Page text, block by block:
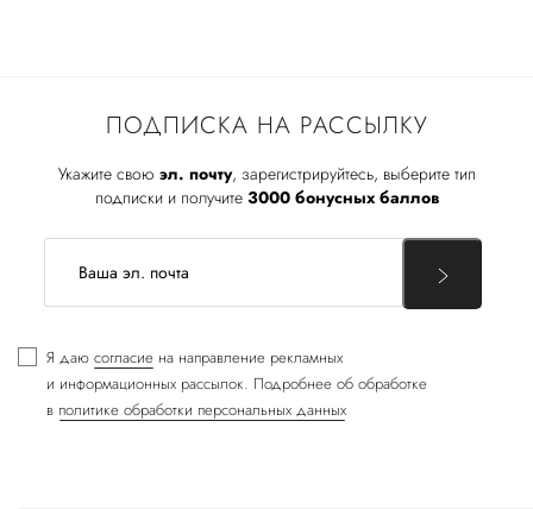
ПОДПИСКА НА РАССЫЛКУ
Укажите свою эл. почту, зарегистрируйтесь, выберите тип
подписки и получите 3000 бонусных баллов
Я даю согласие на направление рекламных
и информационных рассылок. Подробнее об обработке
в политике обработки персональных данных